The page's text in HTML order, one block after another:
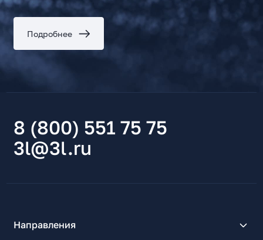
Подробнее
8 (800) 551 75 75
3l@3l.ru
Направления